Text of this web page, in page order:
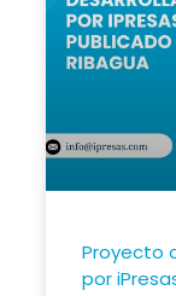
Proyecto
por